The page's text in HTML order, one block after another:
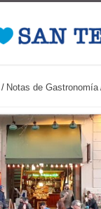
/ Notas de Gastronomía